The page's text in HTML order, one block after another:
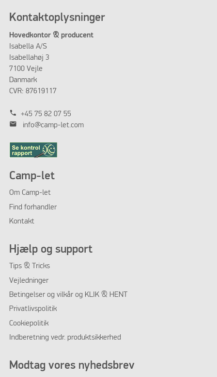
Kontaktoplysninger
Hovedkontor & producent
Isabella A/S
Isabellahøj 3
7100 Vejle
Danmark
CVR: 87619117
phone +45 75 82 07 55
mail info@camp-let.com
Camp-let
Om Camp-let
Find forhandler
Kontakt
Hjælp og support
Tips & Tricks
Vejledninger
Betingelser og vilkår og KLIK & HENT
Privatlivspolitik
Cookiepolitik
Indberetning vedr. produktsikkerhed
Modtag vores nyhedsbrev